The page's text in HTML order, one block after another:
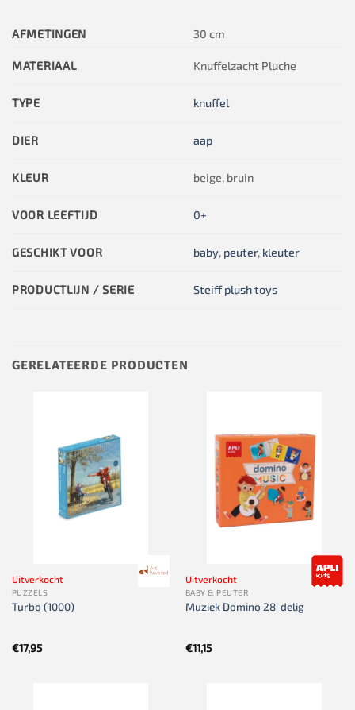
AFMETINGEN 30 cm
MATERIAAL Knuffelzacht Pluche
TYPE knuffel
DIER aap
KLEUR beige, bruin
VOOR LEEFTIJD 0+
GESCHIKT VOOR baby, peuter, kleuter
PRODUCTLIJN / SERIE Steiff plush toys
GERELATEERDE PRODUCTEN
Uitverkocht
PUZZELS
Turbo (1000)
€17,95
Uitverkocht
BABY & PEUTER
Muziek Domino 28-delig
€11,15